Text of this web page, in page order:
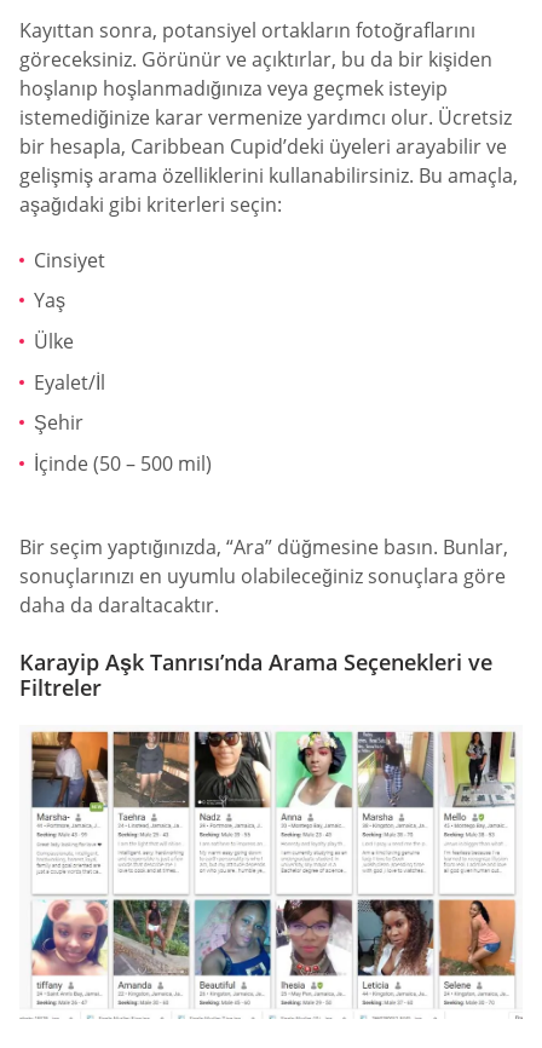
Kayıttan sonra, potansiyel ortakların fotoğraflarını
göreceksiniz. Görünür ve açıktırlar, bu da bir kişiden
hoşlanıp hoşlanmadığınıza veya geçmek isteyip
istemediğinize karar vermenize yardımcı olur. Ücretsiz
bir hesapla, Caribbean Cupid’deki üyeleri arayabilir ve
gelişmiş arama özelliklerini kullanabilirsiniz. Bu amaçla,
aşağıdaki gibi kriterleri seçin:
Cinsiyet
Yaş
Ülke
Eyalet/İl
Şehir
İçinde (50 – 500 mil)
Bir seçim yaptığınızda, “Ara” düğmesine basın. Bunlar,
sonuçlarınızı en uyumlu olabileceğiniz sonuçlara göre
daha da daraltacaktır.
Karayip Aşk Tanrısı’nda Arama Seçenekleri ve
Filtreler